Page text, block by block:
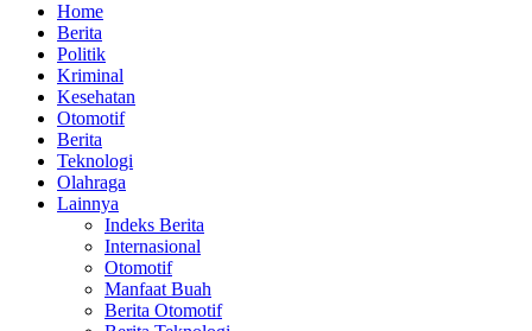
Home
Berita
Politik
Kriminal
Kesehatan
Otomotif
Berita
Teknologi
Olahraga
Lainnya
Indeks Berita
Internasional
Otomotif
Manfaat Buah
Berita Otomotif